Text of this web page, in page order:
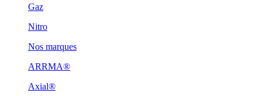
Gaz
Nitro
Nos marques
ARRMA®
Axial®